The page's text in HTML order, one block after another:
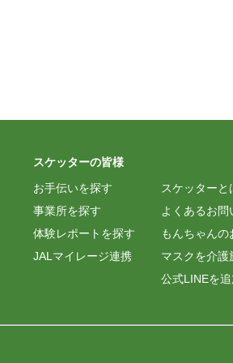
スケッターの皆様
お手伝いを探す
事業所を探す
体験レポートを探す
JALマイレージ連携
スケッターと
よくあるお問
もんちゃんの
マスクを介護
公式LINEを